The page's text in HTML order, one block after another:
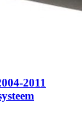
2011